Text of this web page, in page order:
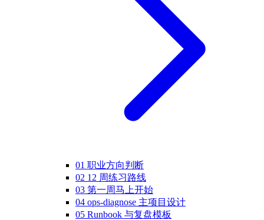
01 职业方向判断
02 12 周练习路线
03 第一周马上开始
04 ops-diagnose 主项目设计
05 Runbook 与复盘模板